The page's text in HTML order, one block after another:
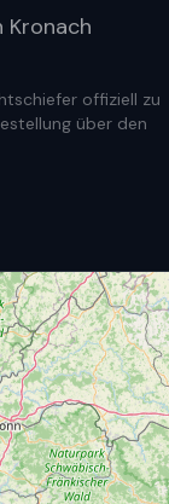
offiziell zu
über den